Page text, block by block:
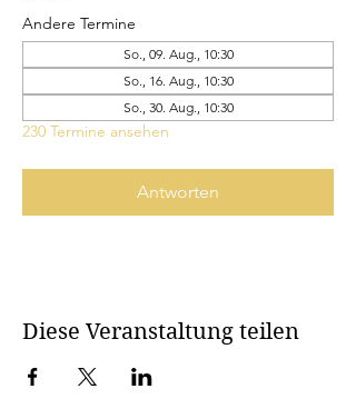
Andere Termine
So., 09. Aug., 10:30
So., 16. Aug., 10:30
So., 30. Aug., 10:30
230 Termine ansehen
Antworten
Diese Veranstaltung teilen